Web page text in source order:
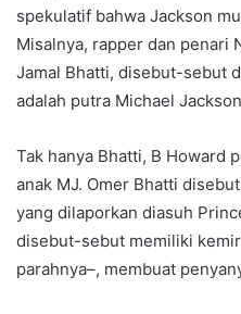
spekulatif bahwa Jackson
Misalnya, rapper dan penari
Jamal Bhatti, disebut-sebut
adalah putra Michael
Tak hanya Bhatti, B Howard
anak MJ. Omer Bhatti
yang dilaporkan diasuh
disebut-sebut memiliki
parahnya–, membuat